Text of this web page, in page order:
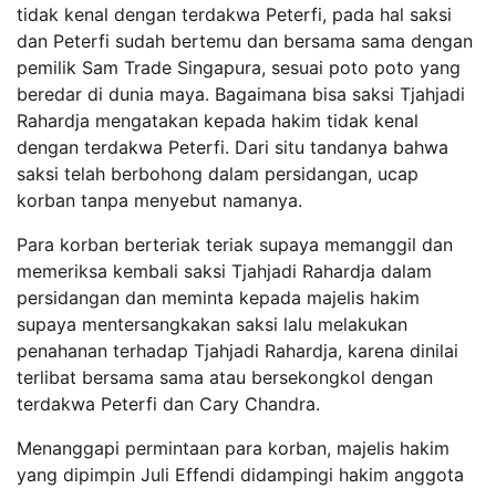
tidak kenal dengan terdakwa Peterfi, pada hal saksi
dan Peterfi sudah bertemu dan bersama sama dengan
pemilik Sam Trade Singapura, sesuai poto poto yang
beredar di dunia maya. Bagaimana bisa saksi Tjahjadi
Rahardja mengatakan kepada hakim tidak kenal
dengan terdakwa Peterfi. Dari situ tandanya bahwa
saksi telah berbohong dalam persidangan, ucap
korban tanpa menyebut namanya.
Para korban berteriak teriak supaya memanggil dan
memeriksa kembali saksi Tjahjadi Rahardja dalam
persidangan dan meminta kepada majelis hakim
supaya mentersangkakan saksi lalu melakukan
penahanan terhadap Tjahjadi Rahardja, karena dinilai
terlibat bersama sama atau bersekongkol dengan
terdakwa Peterfi dan Cary Chandra.
Menanggapi permintaan para korban, majelis hakim
yang dipimpin Juli Effendi didampingi hakim anggota